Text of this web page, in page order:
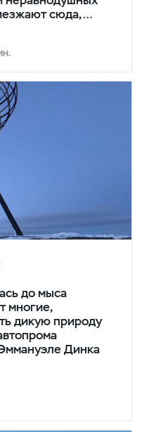
сюда,…
до мыса
многие,
дикую природу
Динка